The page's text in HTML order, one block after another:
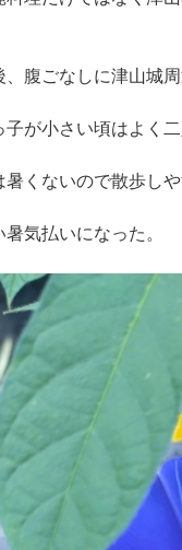
、腹ごなしに津山城周
子が小さい頃はよく二
暑くないので散歩しや
暑気払いになった。